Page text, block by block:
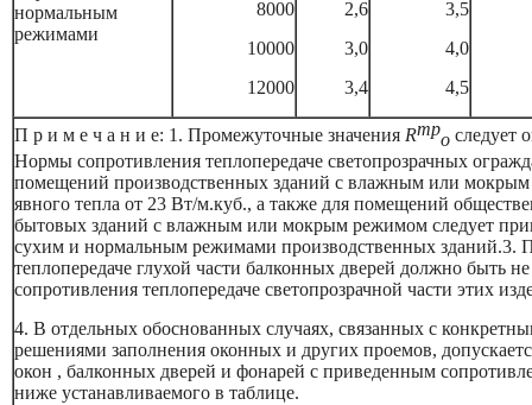
нормальным
режимами
8000
10000
12000
2,6
3,0
3,4
3,5
4,0
4,5
П р и м е ч а н и е: 1. Промежуточные значения Rтр
о следует
Нормы сопротивления теплопередаче светопрозрачных
помещений производственных зданий с влажным или
явного тепла от 23 Вт/м.куб., а также для помещений
бытовых зданий с влажным или мокрым режимом следует
сухим и нормальным режимами производственных зданий.3.
теплопередаче глухой части балконных дверей должно быть
сопротивления теплопередаче светопрозрачной части этих
4. В отдельных обоснованных случаях, связанных с
решениями заполнения оконных и других проемов,
окон , балконных дверей и фонарей с приведенным
ниже устанавливаемого в таблице.